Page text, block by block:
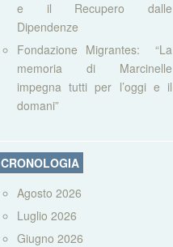
e il Recupero dalle
Dipendenze
Fondazione Migrantes: “La
memoria di Marcinelle
impegna tutti per l’oggi e il
domani”
CRONOLOGIA
Agosto 2026
Luglio 2026
Giugno 2026